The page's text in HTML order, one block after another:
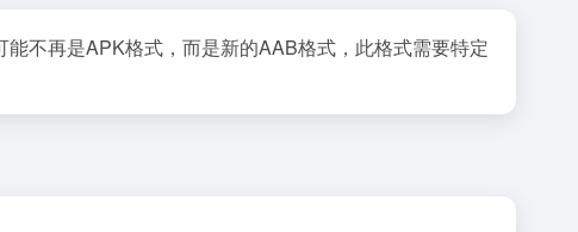
不再是APK格式，而是新的AAB格式，此格式需要特定